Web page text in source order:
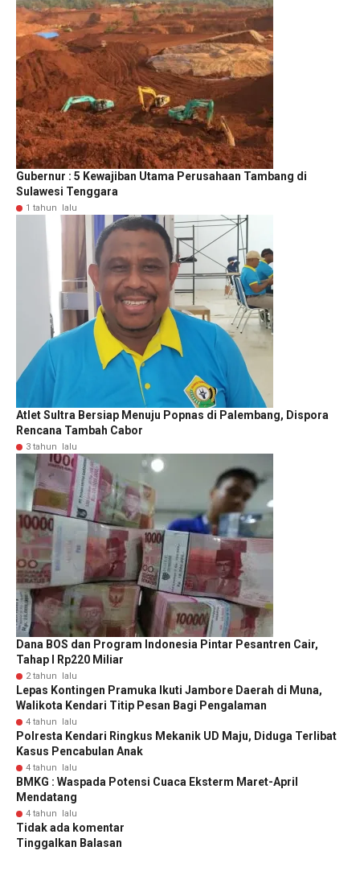
Gubernur : 5 Kewajiban Utama Perusahaan Tambang di
Sulawesi Tenggara
1 tahun lalu
Atlet Sultra Bersiap Menuju Popnas di Palembang, Dispora
Rencana Tambah Cabor
3 tahun lalu
Dana BOS dan Program Indonesia Pintar Pesantren Cair,
Tahap I Rp220 Miliar
2 tahun lalu
Lepas Kontingen Pramuka Ikuti Jambore Daerah di Muna,
Walikota Kendari Titip Pesan Bagi Pengalaman
4 tahun lalu
Polresta Kendari Ringkus Mekanik UD Maju, Diduga Terlibat
Kasus Pencabulan Anak
4 tahun lalu
BMKG : Waspada Potensi Cuaca Eksterm Maret-April
Mendatang
4 tahun lalu
Tidak ada komentar
Tinggalkan Balasan